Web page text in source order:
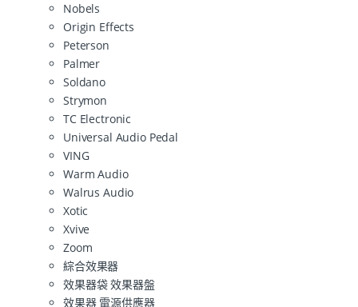
Nobels
Origin Effects
Peterson
Palmer
Soldano
Strymon
TC Electronic
Universal Audio Pedal
VING
Warm Audio
Walrus Audio
Xotic
Xvive
Zoom
綜合效果器
效果器袋 效果器盤
效果器 電源供應器